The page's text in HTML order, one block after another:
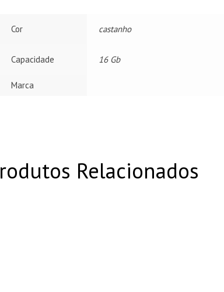
Cor castanho
Capacidade 16 Gb
Marca
Relacionados